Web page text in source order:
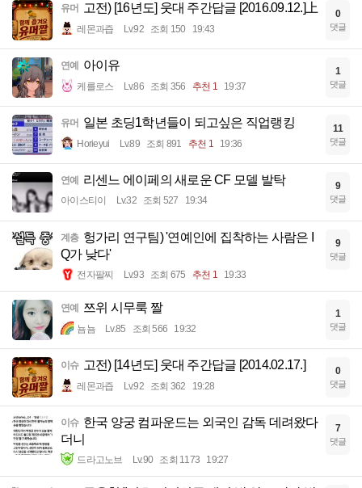
유머 고전) [16년도] 웃대 주간답글 [2016.09.12.]上
레몬과즙 Lv.92 조회 150 19:43
0
댓글
연예 아이유
케를로스 Lv.86 조회 356 추천 1 19:37
1
댓글
유머 일본 초딩1학년들이 되고싶은 직업랭킹
Horieyui Lv.89 조회 891 추천 1 19:36
11
댓글
연예 리센느 에이페의 새로운 CF 모델 발탁
아이스티이 Lv.32 조회 527 19:34
9
댓글
계층 헝가리 연구팀) '연예인에 집착하는 사람은 I
Q가 낮다'
전자팔찌 Lv.93 조회 675 추천 1 19:33
9
댓글
연예 쯔위 시무룩 짤
뇸뇸 Lv.85 조회 566 19:32
1
댓글
이슈 고전) [14년도] 웃대 주간답글 [2014.02.17.]
레몬과즙 Lv.92 조회 362 19:28
0
댓글
이슈 한국 양궁 컴파운드는 외국인 감독 데려왔다
더니
드라고노브 Lv.90 조회 1173 19:27
7
댓글